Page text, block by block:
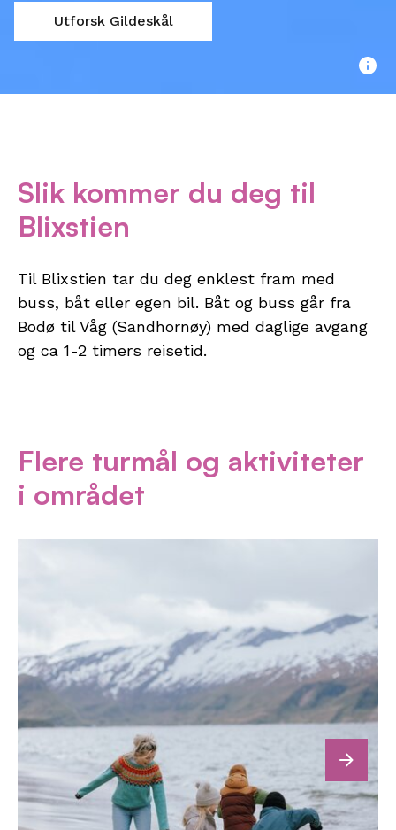
Utforsk Gildeskål
Slik kommer du deg til
Blixstien
Til Blixstien tar du deg enklest fram med
buss, båt eller egen bil. Båt og buss går fra
Bodø til Våg (Sandhornøy) med daglige avgang
og ca 1-2 timers reisetid.
Flere turmål og aktiviteter
i området
next